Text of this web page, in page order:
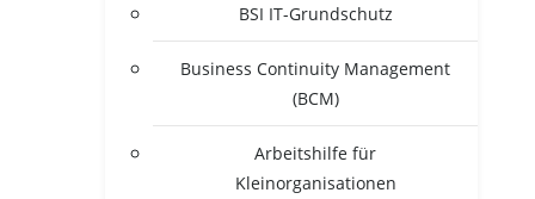
BSI IT-Grun­d­­schutz
Busi­ness Con­ti­nui­ty Manage­ment
(BCM)
Arbeits­hil­fe für
Kleinorganisationen